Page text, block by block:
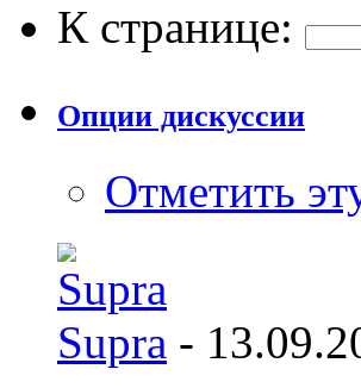
К странице:
Опции дискуссии
Отметить
Supra -